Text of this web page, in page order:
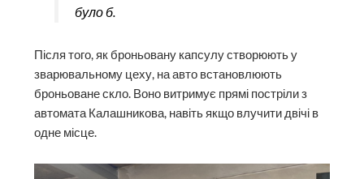
було б.
Після того, як броньовану капсулу створюють у
зварювальному цеху, на авто встановлюють
броньоване скло. Воно витримує прямі постріли з
автомата Калашникова, навіть якщо влучити двічі в
одне місце.